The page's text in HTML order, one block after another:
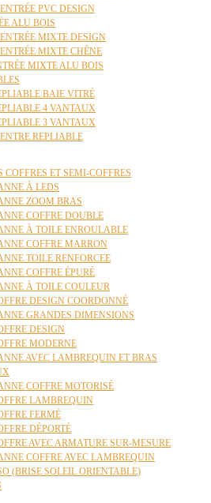
PVC DESIGN
ALU BOIS
MIXTE DESIGN
MIXTE CHÊNE
MIXTE ALU BOIS
BAIE VITRÉ
4 VANTAUX
3 VANTAUX
REPLIABLE
COFFRES ET SEMI-COFFRES
À LEDS
ZOOM BRAS
COFFRE DOUBLE
À TOILE ENROULABLE
COFFRE MARRON
TOILE RENFORCEE
COFFRE ÉPURÉ
À TOILE COULEUR
DESIGN COORDONNÉ
GRANDES DIMENSIONS
DESIGN
MODERNE
AVEC LAMBREQUIN ET BRAS
COFFRE MOTORISÉ
LAMBREQUIN
FERMÉ
DÉPORTÉ
AVEC ARMATURE SUR-MESURE
COFFRE AVEC LAMBREQUIN
(BRISE SOLEIL ORIENTABLE)